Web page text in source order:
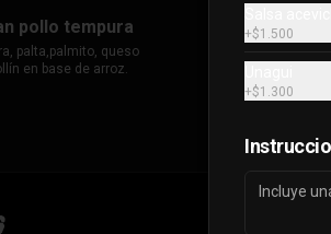
pollo tempura
palta,palmito, queso
en base de arroz.
+$1.500
+$1.300